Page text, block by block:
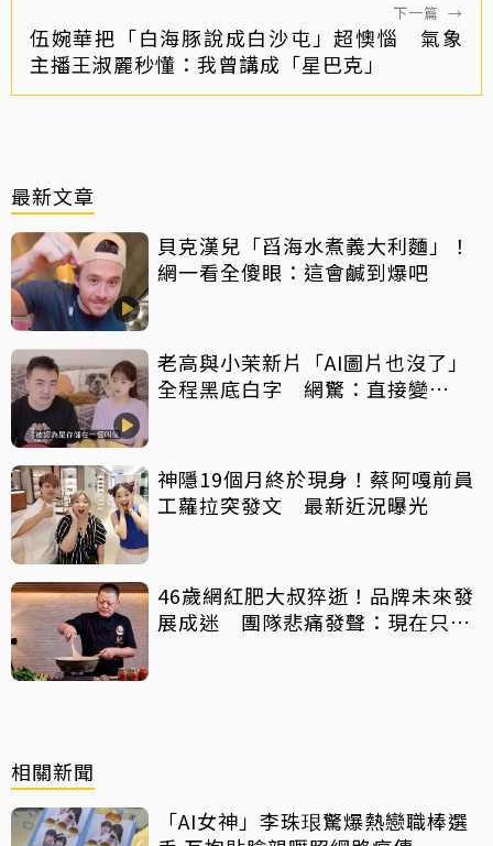
下一篇 →
伍婉華把「白海豚說成白沙屯」超懊惱 氣象
主播王淑麗秒懂：我曾講成「星巴克」
最新文章
貝克漢兒「舀海水煮義大利麵」！
網一看全傻眼：這會鹹到爆吧
老高與小茉新片「AI圖片也沒了」
全程黑底白字 網驚：直接變
神隱19個月終於現身！蔡阿嘎前員
工蘿拉突發文 最新近況曝光
46歲網紅肥大叔猝逝！品牌未來發
展成迷 團隊悲痛發聲：現在只想
相關新聞
「AI女神」李珠珢驚爆熱戀職棒選